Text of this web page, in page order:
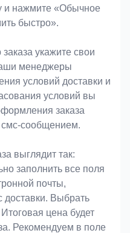
и нажмите «Обычное
быстро».
укажите свои
менеджеры
условий доставки и
условий вы
заказа
сообщением.
выглядит так:
заполнить все поля
почты,
доставки. Выбрать
цена будет
Рекомендуем в поле